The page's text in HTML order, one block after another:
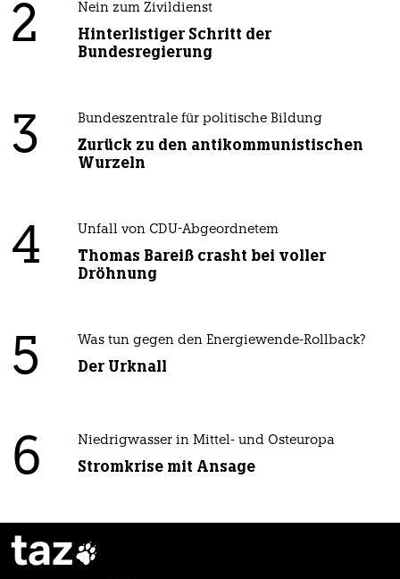
2 Nein zum Zivildienst
Hinterlistiger Schritt der
Bundesregierung
3 Bundeszentrale für politische Bildung
Zurück zu den antikommunistischen
Wurzeln
4 Unfall von CDU-Abgeordnetem
Thomas Bareiß crasht bei voller
Dröhnung
5 Was tun gegen den Energiewende-Rollback?
Der Urknall
6 Niedrigwasser in Mittel- und Osteuropa
Stromkrise mit Ansage
taz